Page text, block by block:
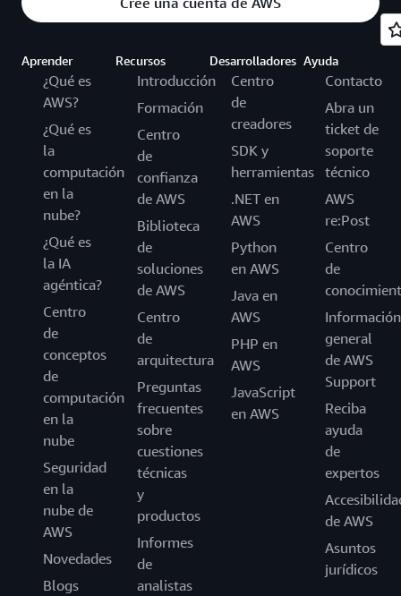
Aprender
¿Qué es
AWS?
¿Qué es
la
computación
en la
nube?
¿Qué es
la IA
agéntica?
Centro
de
conceptos
de
computación
en la
nube
Seguridad
en la
nube de
AWS
Novedades
Blogs
Recursos
Introducción
Formación
Centro
de
confianza
de AWS
Biblioteca
de
soluciones
de AWS
Centro
de
arquitectura
Preguntas
frecuentes
sobre
cuestiones
técnicas
y
productos
Informes
de
analistas
Desarrolladores
Centro
de
creadores
SDK y
herramientas
.NET en
AWS
Python
en AWS
Java en
AWS
PHP en
AWS
JavaScript
en AWS
Ayuda
Contacto
Abra un
ticket de
soporte
técnico
AWS
re:Post
Centro
de
Información
general
de AWS
Support
Reciba
ayuda
de
expertos
de AWS
Asuntos
jurídicos